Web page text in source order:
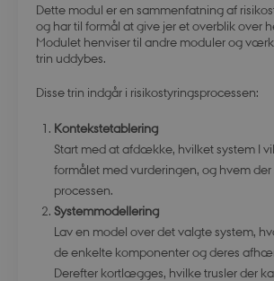
Dette modul er en sammenfatning af
og har til formål at give jer et overblik over
Modulet henviser til andre moduler og
trin uddybes.
Disse trin indgår i risikostyringsprocessen:
Kontekstetablering
Start med at afdække, hvilket system I
formålet med vurderingen, og hvem der
processen.
Systemmodellering
Lav en model over det valgte system,
de enkelte komponenter og deres
Derefter kortlægges, hvilke trusler der